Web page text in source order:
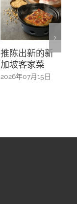
“五帮共融”系列
之广东人—从南
来移民到本土